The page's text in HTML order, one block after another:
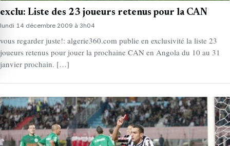
exclu: Liste des 23 joueurs retenus pour la CAN
lundi 14 décembre 2009 à 3h04
vous regarder juste!: algerie360.com publie en exclusivité la liste 23
joueurs retenus pour jouer la prochaine CAN en Angola du 10 au 31
janvier prochain. […]